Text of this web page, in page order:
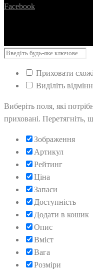
Facebook
Приховати
Виділіть
Виберіть поля, які
приховані. Перетягніть,
Зображення
Артикул
Рейтинг
Ціна
Запаси
Доступність
Додати в кошик
Опис
Вміст
Вага
Розміри